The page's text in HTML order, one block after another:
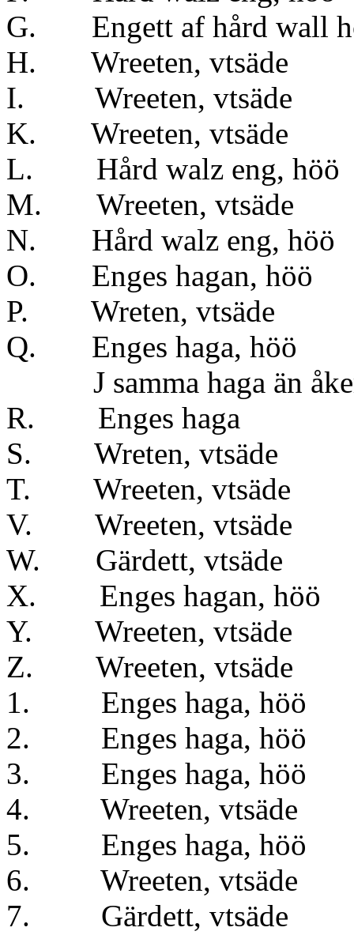
G. Engett af hård
H. Wreeten,
I. Wreeten,
K. Wreeten,
L. Hård walz eng, höö
M. Wreeten,
N. Hård walz eng, höö
O. Enges
P. Wreten,
Q. Enges haga,
J samma haga
R. Enges
S. Wreten,
T. Wreeten,
V. Wreeten,
W. Gärdett,
X. Enges
Y. Wreeten,
Z. Wreeten,
1. Enges
2. Enges
3. Enges
4. Wreeten,
5. Enges haga,
6. Wreeten,
7. Gärdett,